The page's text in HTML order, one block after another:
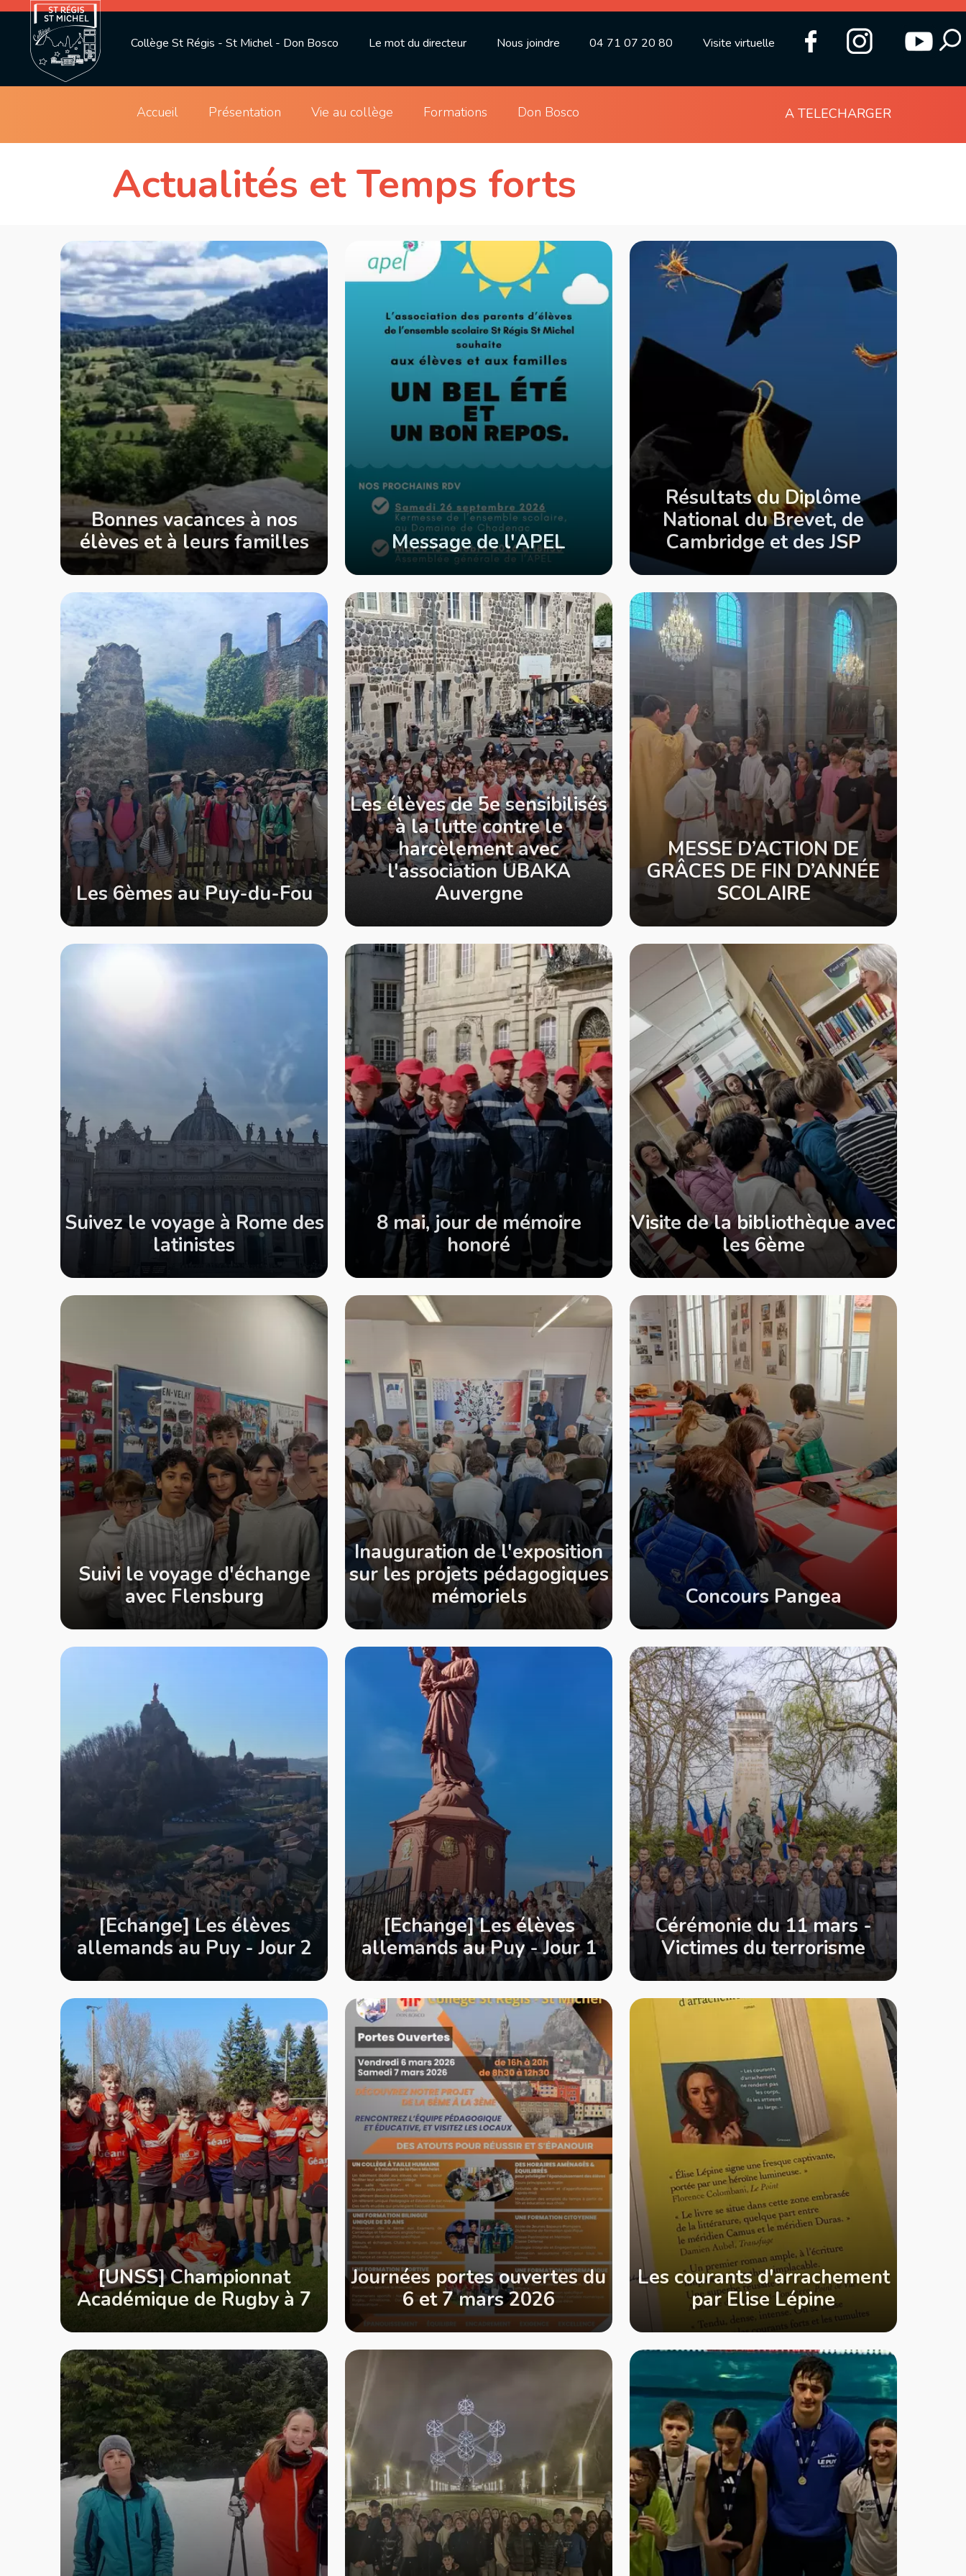
Collège St Régis - St Michel - Don Bosco Le mot du directeur Nous joindre 04 71 07 20 80 Visite virtuelle
A TELECHARGER
Accueil Présentation Vie au collège Formations Don Bosco
Actualités et Temps forts
Bonnes vacances à nos
élèves et à leurs familles
Message de l'APEL
Résultats du Diplôme
National du Brevet, de
Cambridge et des JSP
Les 6èmes au Puy-du-Fou
Les élèves de 5e sensibilisés
à la lutte contre le
harcèlement avec
l'association UBAKA
Auvergne
MESSE D’ACTION DE
GRÂCES DE FIN D’ANNÉE
SCOLAIRE
Suivez le voyage à Rome des
latinistes
8 mai, jour de mémoire
honoré
Visite de la bibliothèque avec
les 6ème
Suivi le voyage d'échange
avec Flensburg
Inauguration de l'exposition
sur les projets pédagogiques
mémoriels
Concours Pangea
[Echange] Les élèves
allemands au Puy - Jour 2
[Echange] Les élèves
allemands au Puy - Jour 1
Cérémonie du 11 mars -
Victimes du terrorisme
[UNSS] Championnat
Académique de Rugby à 7
Journées portes ouvertes du
6 et 7 mars 2026
Les courants d'arrachement
par Elise Lépine